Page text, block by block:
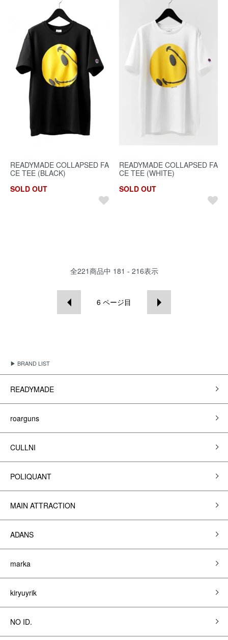
READYMADE COLLAPSED FA
CE TEE (BLACK)
SOLD OUT
READYMADE COLLAPSED FA
CE TEE (WHITE)
SOLD OUT
全221商品中 181 - 216表示
6 ページ目
▶ BRAND LIST
READYMADE
roarguns
CULLNI
POLIQUANT
MAIN ATTRACTION
ADANS
marka
kiryuyrik
NO ID.